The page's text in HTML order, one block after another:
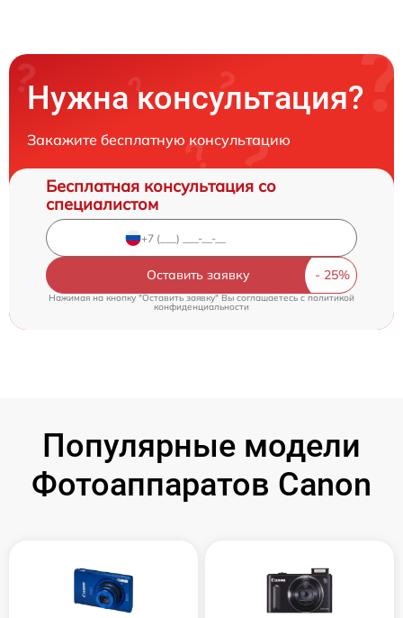
Нужна консультация?
Закажите бесплатную консультацию
Бесплатная консультация со
специалистом
Оставить заявку
Нажимая на кнопку "Оставить заявку" Вы соглашаетесь cполитикой
конфиденциальности
Популярные модели
Фотоаппаратов Canon